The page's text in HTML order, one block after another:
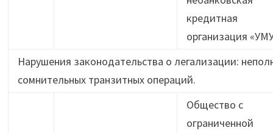
кредитная
организация
Нарушения законодательства о легализации:
сомнительных транзитных операций.
Общество с
ограниченной